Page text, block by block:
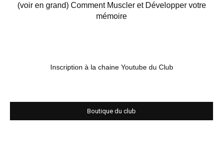
(voir en grand) Comment Muscler et Développer votre
mémoire
Inscription à la chaine Youtube du Club
Boutique du club